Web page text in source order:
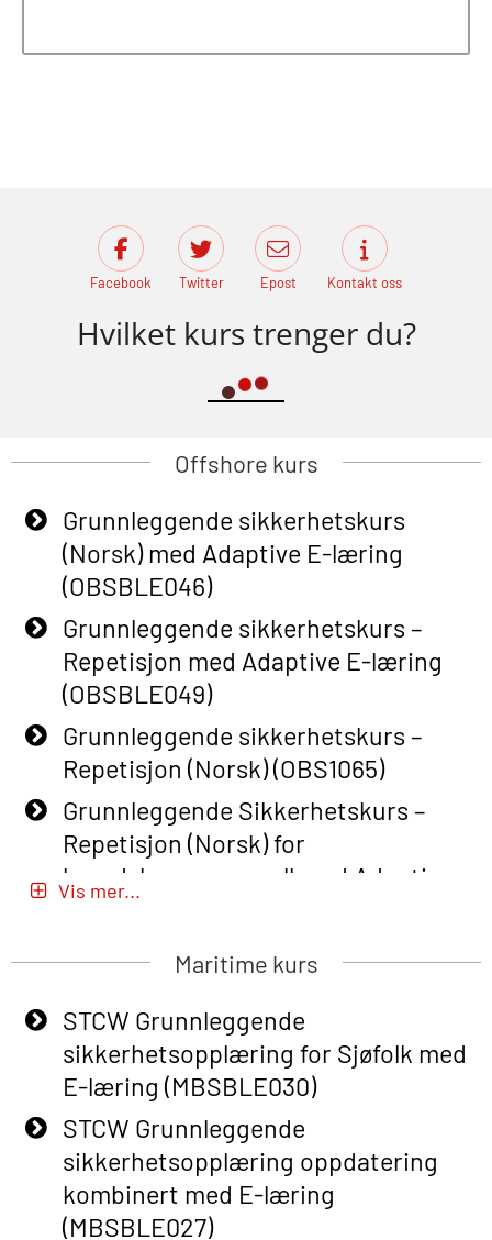
Facebook Twitter Epost Kontakt oss
Hvilket kurs trenger du?
Offshore kurs
Grunnleggende sikkerhetskurs
(Norsk) med Adaptive E-læring
(OBSBLE046)
Grunnleggende sikkerhetskurs –
Repetisjon med Adaptive E-læring
(OBSBLE049)
Grunnleggende sikkerhetskurs –
Repetisjon (Norsk) (OBS1065)
Grunnleggende Sikkerhetskurs –
Repetisjon (Norsk) for
beredskapspersonell med Adaptive
E-læring (OBSBLE051)
Basic Safety Training (English) – with
Adaptive E-learning (OBSBLE047)
Basic Safety Training – Refresher
Course (English) with E-learning
(OBSBLE048)
Basic Safety Training – Refresher
Course (English) (OBS1063)
Basic Safety Training – Refresher
Vis mer...
Maritime kurs
STCW Grunnleggende
sikkerhetsopplæring for Sjøfolk med
E-læring (MBSBLE030)
STCW Grunnleggende
sikkerhetsopplæring oppdatering
kombinert med E-læring
(MBSBLE027)